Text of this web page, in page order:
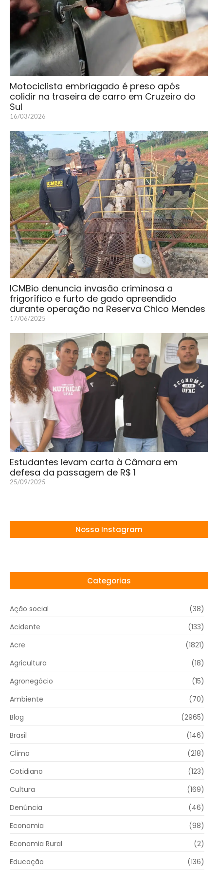
Motociclista embriagado é preso após
colidir na traseira de carro em Cruzeiro do
Sul
16/03/2026
ICMBio denuncia invasão criminosa a
frigorífico e furto de gado apreendido
durante operação na Reserva Chico Mendes
17/06/2025
Estudantes levam carta à Câmara em
defesa da passagem de R$ 1
25/09/2025
Nosso Instagram
Categorias
Ação social
(38)
Acidente
(133)
Acre
(1821)
Agricultura
(18)
Agronegócio
(15)
Ambiente
(70)
Blog
(2965)
Brasil
(146)
Clima
(218)
Cotidiano
(123)
Cultura
(169)
Denúncia
(46)
Economia
(98)
Economia Rural
(2)
Educação
(136)